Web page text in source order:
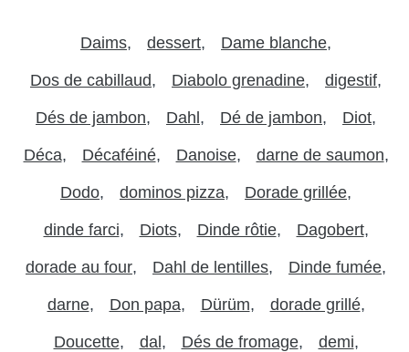
Daims dessert Dame blanche
Dos de cabillaud Diabolo grenadine digestif
Dés de jambon Dahl Dé de jambon Diot
Déca Décaféiné Danoise darne de saumon
Dodo dominos pizza Dorade grillée
dinde farci Diots Dinde rôtie Dagobert
dorade au four Dahl de lentilles Dinde fumée
darne Don papa Dürüm dorade grillé
Doucette dal Dés de fromage demi